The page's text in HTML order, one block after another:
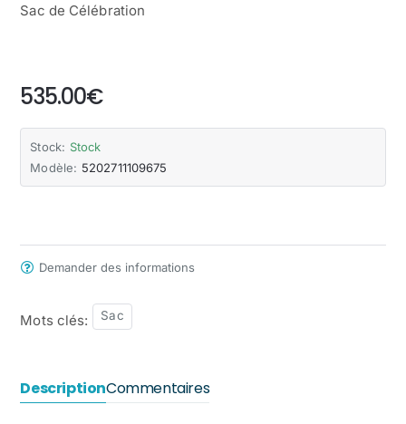
Sac de Célébration
Stock: Stock
Modèle: 5202711109675
535.00€
Demander des informations
Mots clés: Sac
DescriptionCommentaires